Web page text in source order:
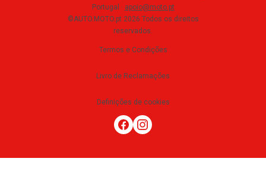
Portugal · apoio@moto.pt
©AUTO.MOTO.pt 2026 Todos os direitos
reservados.
Termos e Condições
Livro de Reclamações
Definições de cookies